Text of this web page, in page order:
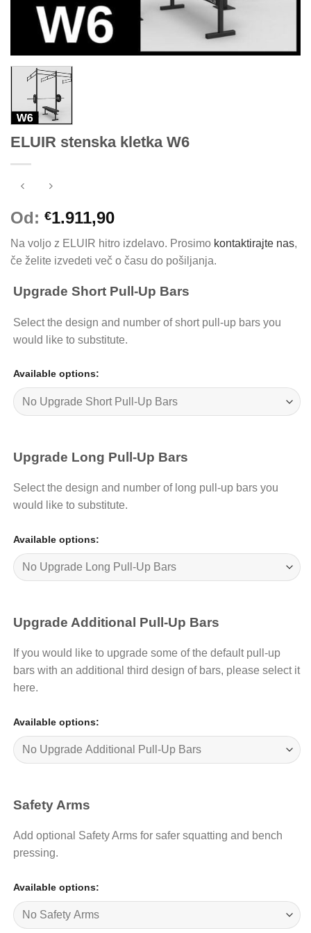
ELUIR stenska kletka W6
Od: €1.911,90
Na voljo z ELUIR hitro izdelavo. Prosimo kontaktirajte nas,
če želite izvedeti več o času do pošiljanja.
Upgrade Short Pull-Up Bars
Select the design and number of short pull-up bars you
would like to substitute.
Available options:
Upgrade Long Pull-Up Bars
Select the design and number of long pull-up bars you
would like to substitute.
Available options:
Upgrade Additional Pull-Up Bars
If you would like to upgrade some of the default pull-up
bars with an additional third design of bars, please select it
here.
Available options:
Safety Arms
Add optional Safety Arms for safer squatting and bench
pressing.
Available options: